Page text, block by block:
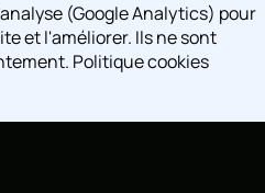
(Google Analytics) pour
et l'améliorer. Ils ne sont
Politique cookies